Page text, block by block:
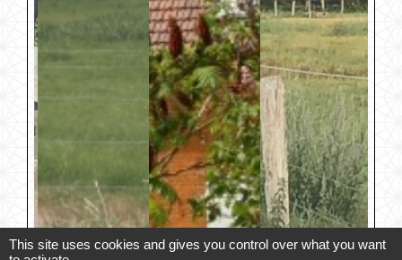
This site uses cookies and gives you control over what you want